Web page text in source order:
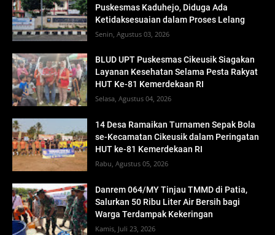
Puskesmas Kaduhejo, Diduga Ada
Ketidaksesuaian dalam Proses Lelang
Senin, Agustus 03, 2026
BLUD UPT Puskesmas Cikeusik Siagakan
Layanan Kesehatan Selama Pesta Rakyat
HUT Ke-81 Kemerdekaan RI
Selasa, Agustus 04, 2026
14 Desa Ramaikan Turnamen Sepak Bola
se-Kecamatan Cikeusik dalam Peringatan
HUT ke-81 Kemerdekaan RI
Rabu, Agustus 05, 2026
Danrem 064/MY Tinjau TMMD di Patia,
Salurkan 50 Ribu Liter Air Bersih bagi
Warga Terdampak Kekeringan
Kamis, Juli 23, 2026